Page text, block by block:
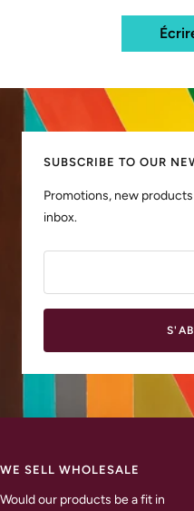
SUBSCRIBE TO OUR
Promotions, new
inbox.
WE SELL WHOLESALE
Would our products be a fit in